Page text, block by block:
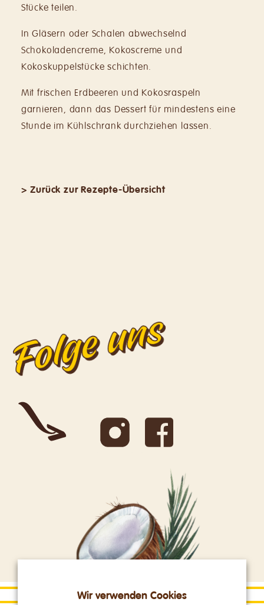
Stücke teilen.
In Gläsern oder Schalen abwechselnd
Schokoladencreme, Kokoscreme und
Kokoskuppelstücke schichten.
Mit frischen Erdbeeren und Kokosraspeln
garnieren, dann das Dessert für mindestens eine
Stunde im Kühlschrank durchziehen lassen.
> Zurück zur Rezepte-Übersicht
Wir verwenden Cookies